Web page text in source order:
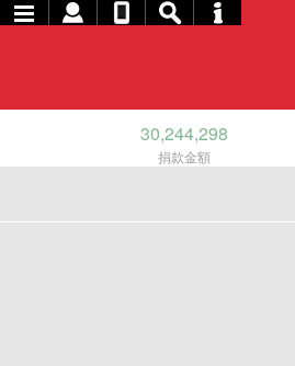
30,244,298
捐款金額